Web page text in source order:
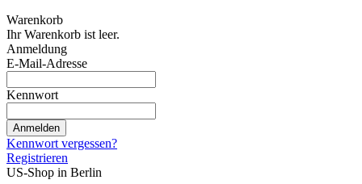
Warenkorb
Ihr Warenkorb ist leer.
Anmeldung
E-Mail-Adresse
Kennwort
Anmelden
Kennwort vergessen?
Registrieren
US-Shop in Berlin